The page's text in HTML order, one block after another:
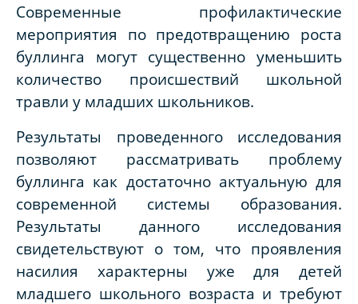
Современные профилактические
мероприятия по предотвращению роста
буллинга могут существенно уменьшить
количество происшествий школьной
травли у младших школьников.
Результаты проведенного исследования
позволяют рассматривать проблему
буллинга как достаточно актуальную для
современной системы образования.
Результаты данного исследования
свидетельствуют о том, что проявления
насилия характерны уже для детей
младшего школьного возраста и требуют